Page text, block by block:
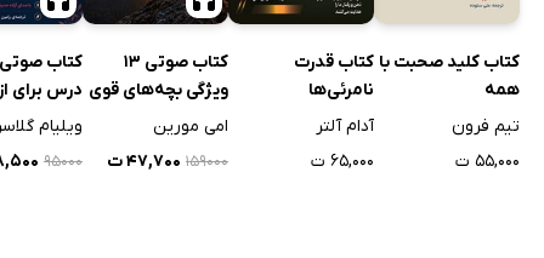
کتاب کلید صحبت با
همه
تیم فرون
۵۵,۰۰۰ ت
کتاب قدرت
نامرئی‌ها
آدام آلتر
۶۵,۰۰۰ ت
کتاب صوتی 13
ویژگی بچه‌های قوی
امی مورین
۱۵۹۰۰۰ ۴۷,۷۰۰ ت
کتاب
درس برای
شادتر
ویلیام
۹۵۰۰۰